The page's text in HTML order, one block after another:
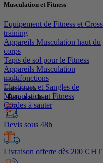
Musculation et Fitness
Equipement de Fitness et Cross
training
Appareils Musculation haut du
corps
Tapis de sol pour le Fitness
Appareils Musculation
multifonctions
Elastiques et Sangles de
Musculation et Fitness
Cordes à sauter
Retour en haut
Devis sous 48h
Livraison offerte dès 200 € HT